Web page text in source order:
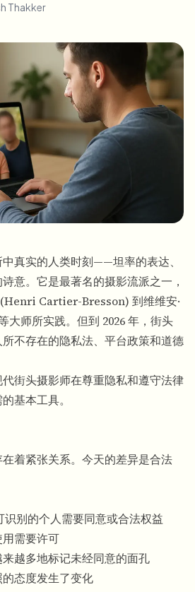
Thakker
真实的人类时刻——坦率的表达、
意。它是最著名的摄影流派之一，
(Henri Cartier-Bresson) 到维维安·
师所实践。但到 2026 年，街头
不存在的隐私法、平台政策和道德
街头摄影师在尊重隐私和遵守法律
基本工具。
着紧张关系。今天的差异是合法
识别的个人需要同意或合法权益
用需要许可
来越多地标记未经同意的面孔
的态度发生了变化